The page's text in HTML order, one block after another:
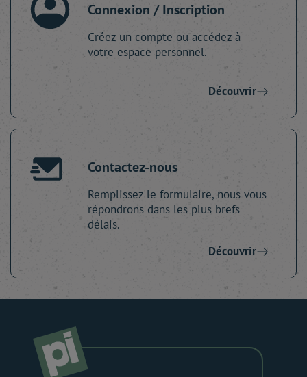
Connexion / Inscription
Créez un compte ou accédez à
votre espace personnel.
Découvrir
Contactez-nous
Remplissez le formulaire, nous vous
répondrons dans les plus brefs
délais.
Découvrir